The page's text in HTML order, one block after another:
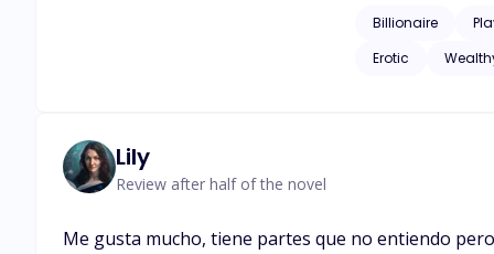
la atracción de
Billionaire
Erotic
Lily
Review after half of the novel
Me gusta mucho, tiene partes que no entiendo pero